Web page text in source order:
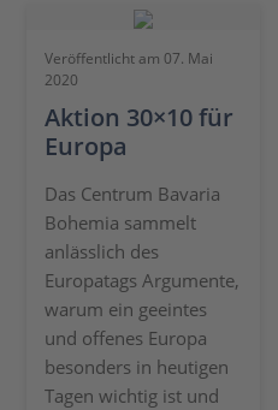
Veröffentlicht am 07. Mai
2020
Aktion 30×10 für
Europa
Das Centrum Bavaria
Bohemia sammelt
anlässlich des
Europatags Argumente,
warum ein geeintes
und offenes Europa
besonders in heutigen
Tagen wichtig ist und